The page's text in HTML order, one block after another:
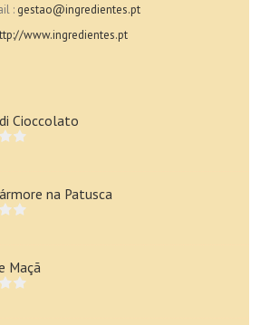
: gestao@ingredientes.pt
www.ingredientes.pt
Cioccolato
na Patusca
Maçã